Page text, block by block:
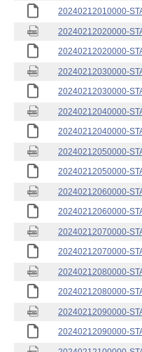
20240212010000-
20240212020000-
20240212020000-
20240212030000-
20240212030000-
20240212040000-
20240212040000-
20240212050000-
20240212050000-
20240212060000-
20240212060000-
20240212070000-
20240212070000-
20240212080000-
20240212080000-
20240212090000-
20240212090000-